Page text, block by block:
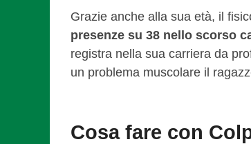
Grazie anche alla sua età, il
presenze su 38 nello scorso
registra nella sua carriera da
un problema muscolare il
Cosa fare con